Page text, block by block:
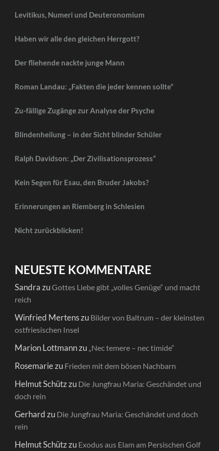
Levitikus, Numeri und Deuteronomium
Haben wir alle den gleichen Herrgott?
Der fliehende nackte junge Mann
Roman Landau: „Fakten die jeder kennen sollte“
Zu-fällige Zugänge zur Analyse der Psyche
Blindenheilung – in der Sicht blinder Schüler
Ralph Davidson: „Der Zivilisationsprozess“
Kein Segen für Esau, den Bruder Jakobs?
Erinnerungen an Riemberg in Schlesien
Nicht zurückblicken!
NEUESTE KOMMENTARE
SandrazuGottes Liebe gibt „volles Genüge“ und macht
reich
Winfried Mertenszu Bilder von Baltrum – der kleinsten
ostfriesischen Insel
Marion Lottmannzu „Nec temere – nec timide“
Rosemariezu Frieden mit dem bösen Nachbarn
Helmut Schützzu Die Jungfrau Maria: Geschändet und
doch rein
Gerhardzu Die Jungfrau Maria: Geschändet und doch
rein
Helmut Schützzu Exodus aus Elam am Persischen Golf